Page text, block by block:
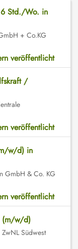
Std./Wo. in
+ Co.KG
veröffentlicht
/
veröffentlicht
w/d) in
GmbH & Co. KG
veröffentlicht
(m/w/d)
Südwest